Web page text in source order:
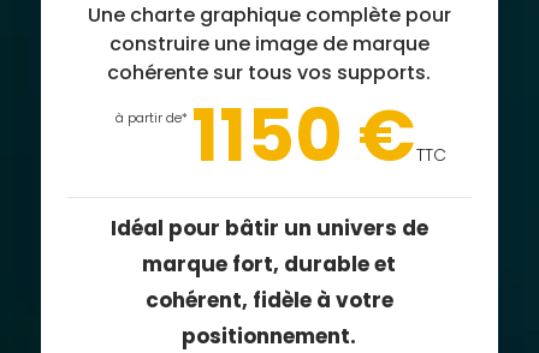
Une charte graphique complète pour
construire une image de marque
cohérente sur tous vos supports.
à partir de* 1150 €TTC
Idéal pour bâtir un univers de
marque fort, durable et
cohérent, fidèle à votre
positionnement.